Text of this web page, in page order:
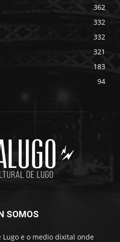
362
332
332
321
183
94
SOMOS
e o medio dixital onde